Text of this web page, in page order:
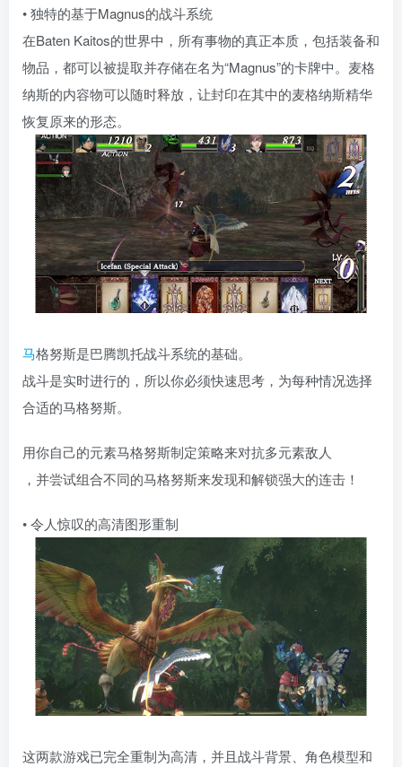
• 独特的基于Magnus的战斗系统
在Baten Kaitos的世界中，所有事物的真正本质，包括装备和
物品，都可以被提取并存储在名为“Magnus”的卡牌中。麦格
纳斯的内容物可以随时释放，让封印在其中的麦格纳斯精华
恢复原来的形态。
马格努斯是巴腾凯托战斗系统的基础。
战斗是实时进行的，所以你必须快速思考，为每种情况选择
合适的马格努斯。
用你自己的元素马格努斯制定策略来对抗多元素敌人
，并尝试组合不同的马格努斯来发现和解锁强大的连击！
• 令人惊叹的高清图形重制
这两款游戏已完全重制为高清，并且战斗背景、角色模型和